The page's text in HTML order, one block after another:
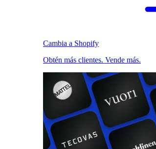
Cambia a Shopify
Obtén más clientes. Vende más.